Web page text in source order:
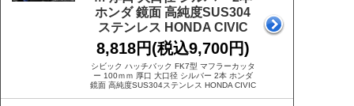
ホンダ 鏡面 高純度SUS304
ステンレス HONDA CIVIC
8,818円(税込9,700円)
シビック ハッチバック FK7型 マフラーカッタ
ー 100ｍｍ 厚口 大口径 シルバー 2本 ホンダ
鏡面 高純度SUS304ステンレス HONDA CIVIC